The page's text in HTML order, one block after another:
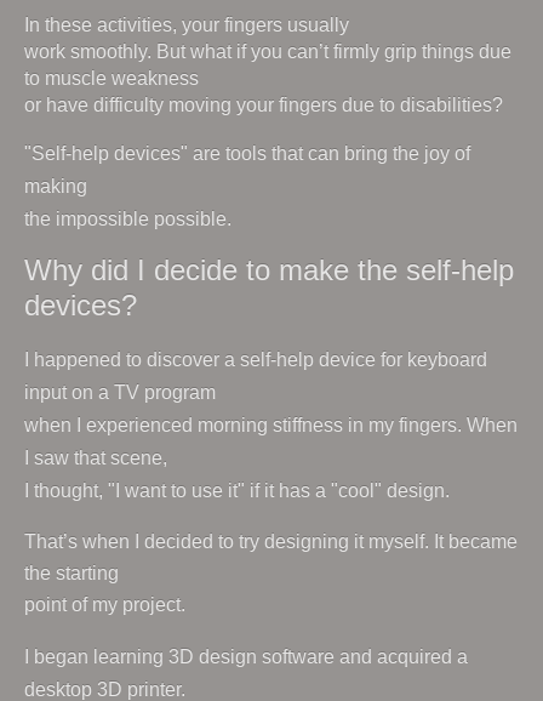
In these activities, your fingers usually
work smoothly. But what if you can’t firmly grip things due
to muscle weakness
or have difficulty moving your fingers due to disabilities?
"Self-help devices" are tools that can bring the joy of
making
the impossible possible.
Why did I decide to make the self-help
devices?
I happened to discover a self-help device for keyboard
input on a TV program
when I experienced morning stiffness in my fingers. When
I saw that scene,
I thought, "I want to use it" if it has a "cool" design.
That’s when I decided to try designing it myself. It became
the starting
point of my project.
I began learning 3D design software and acquired a
desktop 3D printer.